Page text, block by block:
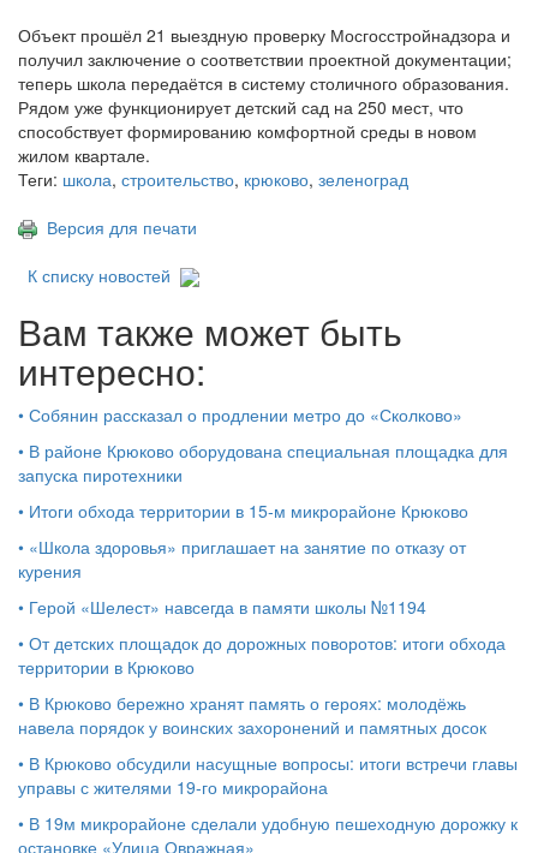
Объект прошёл 21 выездную проверку Мосгосстройнадзора и
получил заключение о соответствии проектной документации;
теперь школа передаётся в систему столичного образования.
Рядом уже функционирует детский сад на 250 мест, что
способствует формированию комфортной среды в новом
жилом квартале.
Теги: школа, строительство, крюково, зеленоград
Версия для печати
К списку новостей
Вам также может быть
интересно:
• Собянин рассказал о продлении метро до «Сколково»
• В районе Крюково оборудована специальная площадка для
запуска пиротехники
• Итоги обхода территории в 15‑м микрорайоне Крюково
• «Школа здоровья» приглашает на занятие по отказу от
курения
• Герой «Шелест» навсегда в памяти школы №1194
• От детских площадок до дорожных поворотов: итоги обхода
территории в Крюково
• В Крюково бережно хранят память о героях: молодёжь
навела порядок у воинских захоронений и памятных досок
• В Крюково обсудили насущные вопросы: итоги встречи главы
управы с жителями 19‑го микрорайона
• В 19м микрорайоне сделали удобную пешеходную дорожку к
остановке «Улица Овражная»